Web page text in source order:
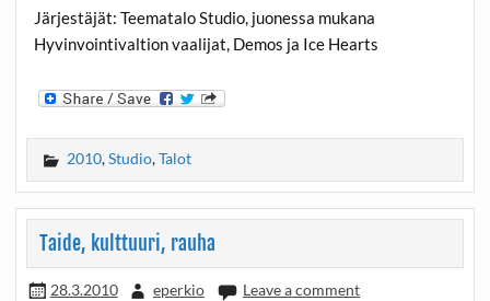
Järjestäjät: Teematalo Studio, juonessa mukana
Hyvinvointivaltion vaalijat, Demos ja Ice Hearts
2010,Studio,Talot
Taide, kulttuuri, rauha
28.3.2010 eperkio Leave a comment